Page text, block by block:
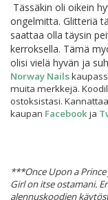
Tässäkin oli oikein
ongelmitta. Glitteriä
saattaa olla täysin
kerroksella. Tämä
olisi vielä hyvän ja
Norway Nails
muita merkkejä.
ostoksistasi.
kaupan Facebookja
***Once Upon a Prince
Girl on itse ostamani.
alennuskoodien